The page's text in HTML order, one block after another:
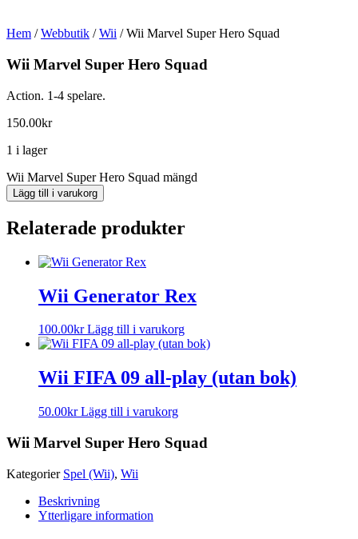
Hem /Webbutik /Wii / Wii Marvel Super Hero Squad
Wii Marvel Super Hero Squad
Action. 1-4 spelare.
150.00kr
1 i lager
Wii Marvel Super Hero Squad mängd
Lägg till i varukorg
Relaterade produkter
Wii Generator Rex
100.00kr Lägg till i varukorg
Wii FIFA 09 all-play (utan bok)
50.00kr Lägg till i varukorg
Wii Marvel Super Hero Squad
Kategorier Spel (Wii), Wii
Beskrivning
Ytterligare information